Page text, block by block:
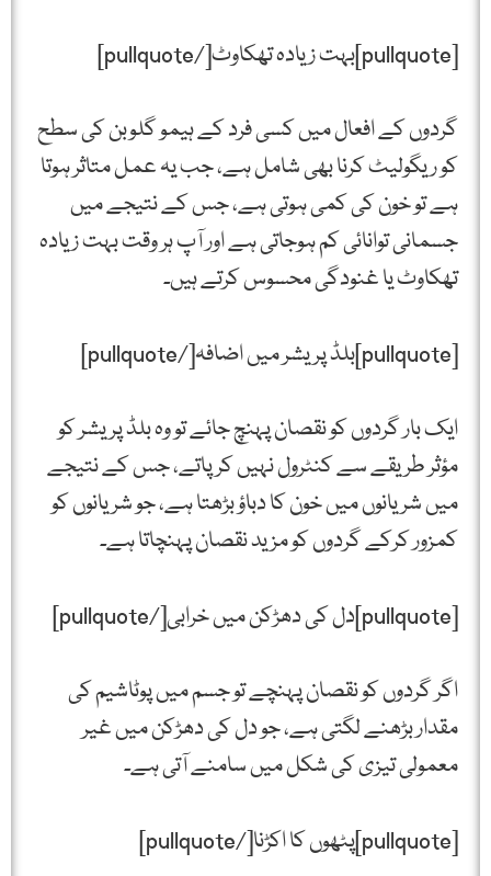
[pullquote]بہت زیادہ تھکاوٹ[/pullquote]
گردوں کے افعال میں کسی فرد کے ہیمو گلوبن کی سطح
کو ریگولیٹ کرنا بھی شامل ہے، جب یہ عمل متاثر ہوتا
ہے تو خون کی کمی ہوتی ہے، جس کے نتیجے میں
جسمانی توانائی کم ہوجاتی ہے اور آپ ہر وقت بہت زیادہ
تھکاوٹ یا غنودگی محسوس کرتے ہیں۔
[pullquote]بلڈ پریشر میں اضافہ[/pullquote]
ایک بار گردوں کو نقصان پہنچ جائے تو وہ بلڈ پریشر کو
مؤثر طریقے سے کنٹرول نہیں کرپاتے، جس کے نتیجے
میں شریانوں میں خون کا دباؤ بڑھتا ہے، جو شریانوں کو
کمزور کرکے گردوں کو مزید نقصان پہنچاتا ہے۔
[pullquote]دل کی دھڑکن میں خرابی[/pullquote]
اگر گردوں کو نقصان پہنچے تو جسم میں پوٹاشیم کی
مقدار بڑھنے لگتی ہے، جو دل کی دھڑکن میں غیر
معمولی تیزی کی شکل میں سامنے آتی ہے۔
[pullquote]پٹھوں کا اکڑنا[/pullquote]